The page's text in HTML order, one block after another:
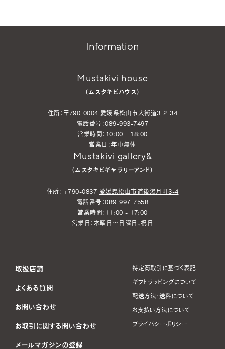
Information
Mustakivi house
（ムスタキビハウス）
住所：〒790-0004 愛媛県松山市大街道3-2-34
電話番号：089-993-7497
営業時間：10:00 - 18:00
営業日：年中無休
Mustakivi gallery&
（ムスタキビギャラリーアンド）
住所：〒790-0837 愛媛県松山市道後湯月町3-4
電話番号：089-997-7558
営業時間：11:00 - 17:00
営業日：木曜日～日曜日、祝日
取扱店舗
よくある質問
お問い合わせ
お取引に関する問い合わせ
メールマガジンの登録
特定商取引に基づく表記
ギフトラッピングについて
配送方法・送料について
お支払い方法について
プライバシーポリシー